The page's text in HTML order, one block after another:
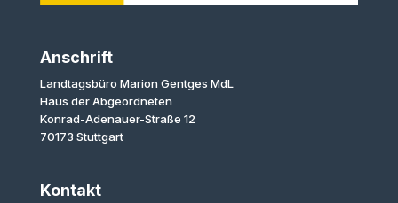
Anschrift
Landtagsbüro Marion Gentges MdL
Haus der Abgeordneten
Konrad-Adenauer-Straße 12
70173 Stuttgart
Kontakt